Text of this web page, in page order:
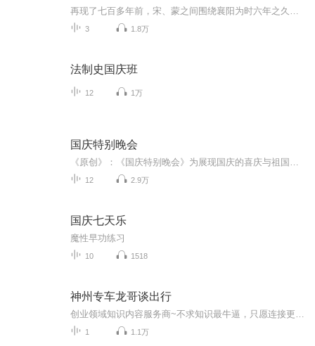
3 1.8万
法制史国庆班
12 1万
国庆特别晚会
12 2.9万
国庆七天乐
魔性早功练习
10 1518
神州专车龙哥谈出行
1 1.1万